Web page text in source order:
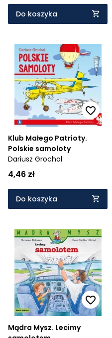
Do koszyka
Klub Małego Patrioty.
Polskie samoloty
Dariusz Grochal
4,46 zł
Do koszyka
Mądra Mysz. Lecimy